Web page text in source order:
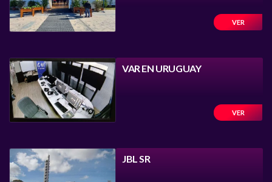
VER
VAR EN URUGUAY
VER
JBL SR